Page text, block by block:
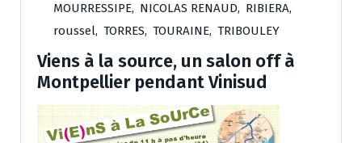
MOURRESSIPE, NICOLAS RENAUD, RIBIERA,
roussel, TORRES, TOURAINE, TRIBOULEY
Viens à la source, un salon off à
Montpellier pendant Vinisud